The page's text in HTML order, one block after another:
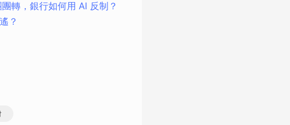
轉，銀行如何用 AI 反制？
？